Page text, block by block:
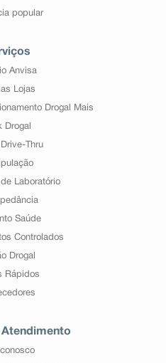
popular
Anvisa
Lojas
Drogal Mais
Drogal
Thru
Laboratório
Saúde
Controlados
Drogal
Rápidos